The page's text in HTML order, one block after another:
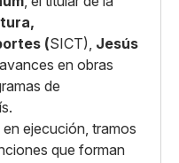
(SICT), Jesús
en obras
de
ejecución, tramos
que forman